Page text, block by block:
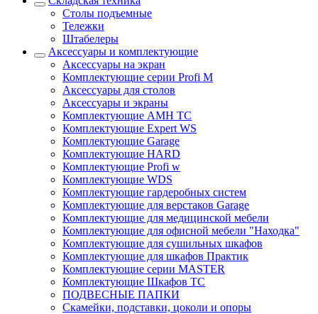
Столы подъемные
Тележки
Штабелеры
Аксессуары и комплектующие
Аксессуары на экран
Комплектующие серии Profi M
Аксессуары для столов
Аксессуары и экраны
Комплектующие AMH TC
Комплектующие Expert WS
Комплектующие Garage
Комплектующие HARD
Комплектующие Profi w
Комплектующие WDS
Комплектующие гардеробных систем
Комплектующие для верстаков Garage
Комплектующие для медицинской мебели
Комплектующие для офисной мебели "Находка"
Комплектующие для сушильных шкафов
Комплектующие для шкафов Практик
Комплектующие серии MASTER
Комплектующие Шкафов ТС
ПОДВЕСНЫЕ ПАПКИ
Скамейки, подставки, цоколи и опоры